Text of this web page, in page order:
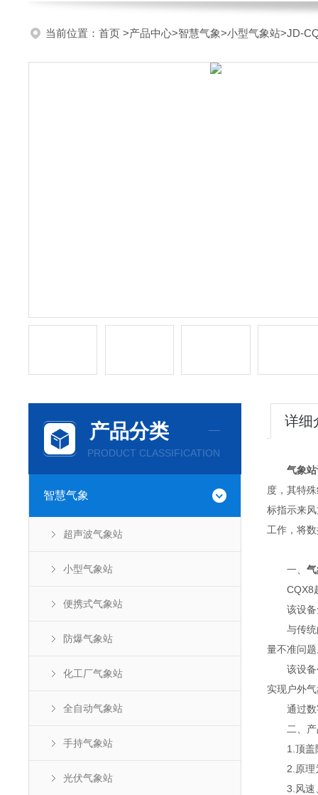
当前位置： 首页 >产品中心>智慧气象>小型气象站>JD-
产品分类
PRODUCT CLASSIFICATION
智慧气象
超声波气象站
小型气象站
便携式气象站
防爆气象站
化工厂气象站
全自动气象站
手持气象站
光伏气象站
详细
气象
度，其特
标指示来
工作，将
一、
CQX8超
该设备免
与传统的
量不准问
该设备创
实现户外
通过数字
二、产
1.顶盖隐
2.原理为
3.风速、